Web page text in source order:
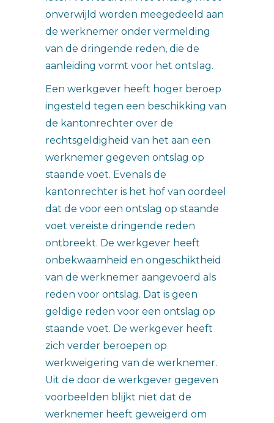
onverwijld worden meegedeeld aan
de werknemer onder vermelding
van de dringende reden, die de
aanleiding vormt voor het ontslag.
Een werkgever heeft hoger beroep
ingesteld tegen een beschikking van
de kantonrechter over de
rechtsgeldigheid van het aan een
werknemer gegeven ontslag op
staande voet. Evenals de
kantonrechter is het hof van oordeel
dat de voor een ontslag op staande
voet vereiste dringende reden
ontbreekt. De werkgever heeft
onbekwaamheid en ongeschiktheid
van de werknemer aangevoerd als
reden voor ontslag. Dat is geen
geldige reden voor een ontslag op
staande voet. De werkgever heeft
zich verder beroepen op
werkweigering van de werknemer.
Uit de door de werkgever gegeven
voorbeelden blijkt niet dat de
werknemer heeft geweigerd om